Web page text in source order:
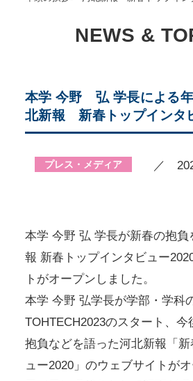
NEWS &
本学 今野 弘 学長による年
北新報 新春トップインタ
プレス・メディア ／
本学 今野 弘 学長が新春の抱負
報 新春トップインタビュー
トがオープンしました。
本学 今野 弘学長が学部・学科
TOHTECH2023のスタート、
抱負などを語った河北新報「
ュー2020」のウェブサイトが